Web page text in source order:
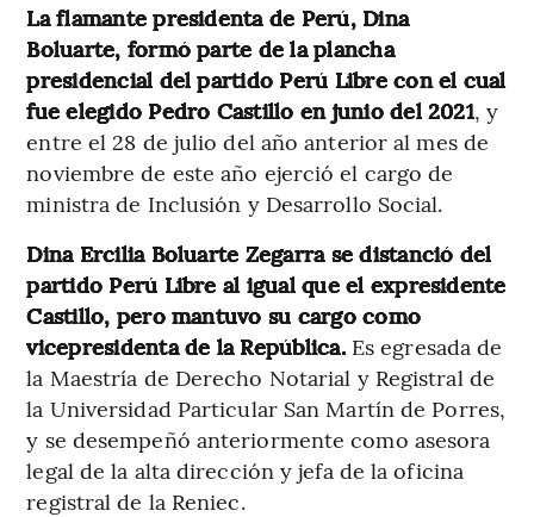
La flamante presidenta de Perú, Dina
Boluarte, formó parte de la plancha
presidencial del partido Perú Libre con el cual
fue elegido Pedro Castillo en junio del 2021, y
entre el 28 de julio del año anterior al mes de
noviembre de este año ejerció el cargo de
ministra de Inclusión y Desarrollo Social.
Dina Ercilia Boluarte Zegarra se distanció del
partido Perú Libre al igual que el expresidente
Castillo, pero mantuvo su cargo como
vicepresidenta de la República.Es egresada de
la Maestría de Derecho Notarial y Registral de
la Universidad Particular San Martín de Porres,
y se desempeñó anteriormente como asesora
legal de la alta dirección y jefa de la oficina
registral de la Reniec.